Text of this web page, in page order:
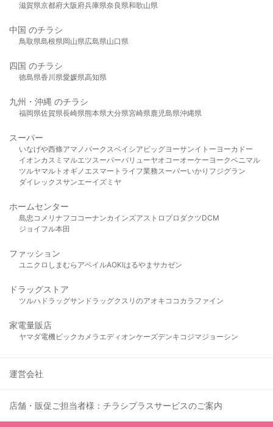
滋賀県京都府大阪府兵庫県奈良県和歌山県
中国 のチラシ
鳥取県島根県岡山県広島県山口県
四国 のチラシ
徳島県香川県愛媛県高知県
九州・沖縄 のチラシ
福岡県佐賀県長崎県熊本県大分県宮崎県鹿児島県沖縄県
スーパー
いなげや西條アマノパークスベイシア ビッグヨーサンイトーヨーカドー
イオンカスミ マルエツスーパーバリューヤオコーオーケー ヨークベニマル
ツルヤマルト オギノ エスマート ライフ業務スーパーいかり フジグラン
ダイレックスサンエーイズミヤ
ホームセンター
島忠 コメリ ナフコ コーナンカインズアストロプロダクツDCM
ジョイフル本田
ファッション
ユニクロ しまむら アベイルAOKIはるやま サカゼン
ドラッグストア
ツルハドラッグサンドラッグクスリのアオキ ココカラファイン
家電量販店
ヤマダ電機ビックカメラ エディオンケーズデンキ コジマジョーシン
運営会社
店舗・販促ご担当者様：チラシプラスサービスのご案内